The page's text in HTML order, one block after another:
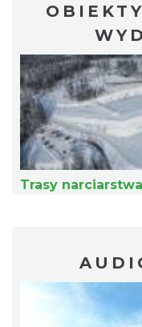
Akcja
6.40 km
Trasy